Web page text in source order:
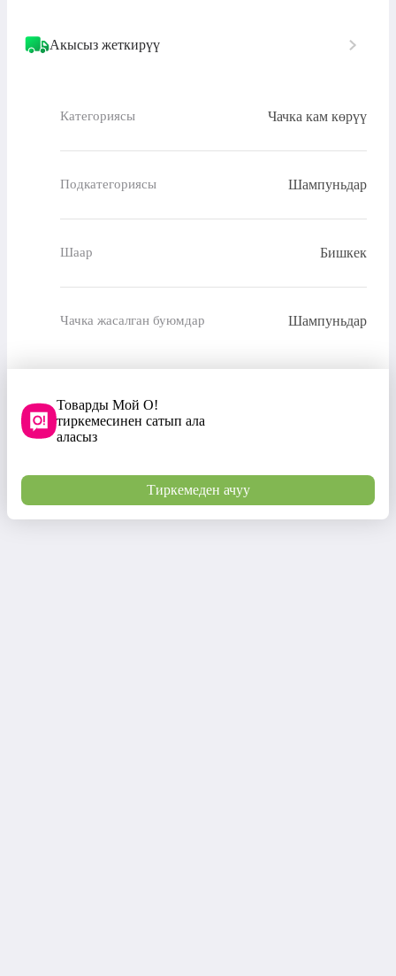
Акысыз жеткирүү
Категориясы Чачка кам көрүү
Подкатегориясы Шампуньдар
Шаар Бишкек
Чачка жасалган буюмдар Шампуньдар
Товарды Мой О!
тиркемесинен сатып ала
аласыз
Тиркемеден ачуу